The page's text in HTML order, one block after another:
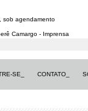
sob agendamento
Camargo - Imprensa
SE_ CONTATO_